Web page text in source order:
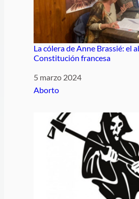
La cólera de Anne Brassié: el
Constitución francesa
Fecha
5 marzo 2024
Respecto a
Aborto